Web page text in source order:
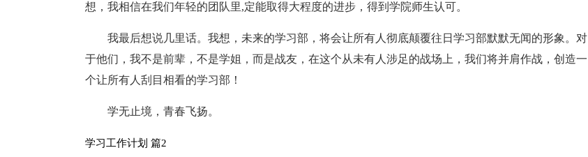
想，我相信在我们年轻的团队里,定能取得大程度的进步，得到学院师生认可。
我最后想说几里话。我想，未来的学习部，将会让所有人彻底颠覆往日学习部默默无闻的形象。对
于他们，我不是前辈，不是学姐，而是战友，在这个从未有人涉足的战场上，我们将并肩作战，创造一
个让所有人刮目相看的学习部！
学无止境，青春飞扬。
学习工作计划 篇2